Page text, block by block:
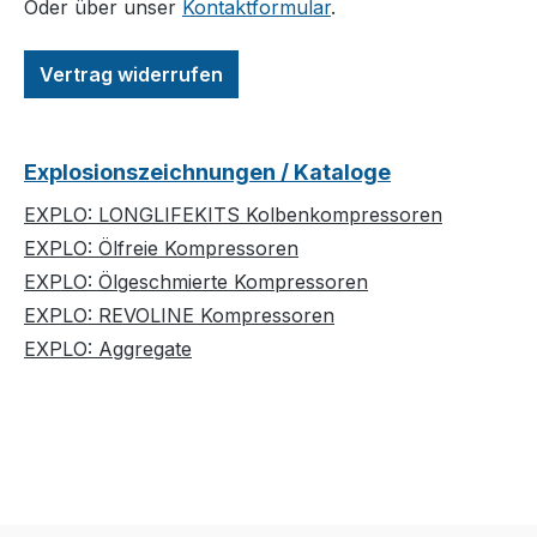
Oder über unser Kontaktformular.
Vertrag widerrufen
Explosionszeichnungen / Kataloge
EXPLO: LONGLIFEKITS Kolbenkompressoren
EXPLO: Ölfreie Kompressoren
EXPLO: Ölgeschmierte Kompressoren
EXPLO: REVOLINE Kompressoren
EXPLO: Aggregate